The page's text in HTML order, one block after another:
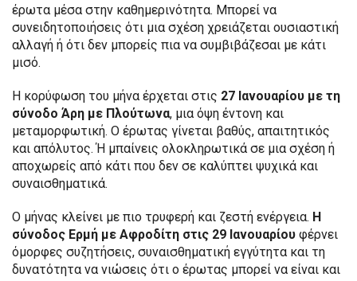
έρωτα μέσα στην καθημερινότητα. Μπορεί να
συνειδητοποιήσεις ότι μια σχέση χρειάζεται ουσιαστική
αλλαγή ή ότι δεν μπορείς πια να συμβιβάζεσαι με κάτι
μισό.
Η κορύφωση του μήνα έρχεται στις 27 Ιανουαρίου με τη
σύνοδο Άρη με Πλούτωνα, μια όψη έντονη και
μεταμορφωτική. Ο έρωτας γίνεται βαθύς, απαιτητικός
και απόλυτος. Ή μπαίνεις ολοκληρωτικά σε μια σχέση ή
αποχωρείς από κάτι που δεν σε καλύπτει ψυχικά και
συναισθηματικά.
Ο μήνας κλείνει με πιο τρυφερή και ζεστή ενέργεια. Η
σύνοδος Ερμή με Αφροδίτη στις 29 Ιανουαρίου φέρνει
όμορφες συζητήσεις, συναισθηματική εγγύτητα και τη
δυνατότητα να νιώσεις ότι ο έρωτας μπορεί να είναι και